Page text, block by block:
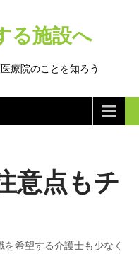
る施設へ
療院のことを知ろう
意点もチ
希望する介護士も少なく